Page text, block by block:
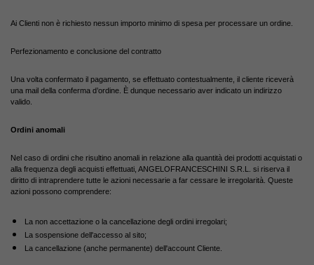
Ai Clienti non è richiesto nessun importo minimo di spesa per processare un ordine.
Perfezionamento e conclusione del contratto
Una volta confermato il pagamento, se effettuato contestualmente, il cliente riceverà
una mail della conferma d’ordine. È dunque necessario aver indicato un indirizzo
valido.
Ordini anomali
Nel caso di ordini che risultino anomali in relazione alla quantità dei prodotti acquistati o
alla frequenza degli acquisti effettuati, ANGELOFRANCESCHINI S.R.L. si riserva il
diritto di intraprendere tutte le azioni necessarie a far cessare le irregolarità. Queste
azioni possono comprendere:
La non accettazione o la cancellazione degli ordini irregolari;
La sospensione dell'accesso al sito;
La cancellazione (anche permanente) dell'account Cliente.